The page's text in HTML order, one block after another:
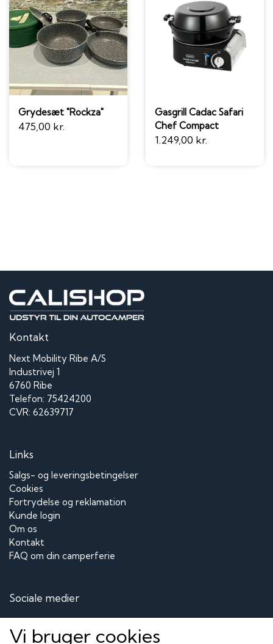
Grydesæt "Rockza"
475,00 kr.
Gasgrill Cadac Safari
Chef Compact
1.249,00 kr.
Kontakt
Next Mobility Ribe A/S
Industrivej 1
6760 Ribe
Telefon: 75424200
CVR: 62639717
Links
Salgs- og leveringsbetingelser
Cookies
Fortrydelse og reklamation
Kunde login
Om os
Kontakt
FAQ om din camperferie
Sociale medier
Vi bruger cookies